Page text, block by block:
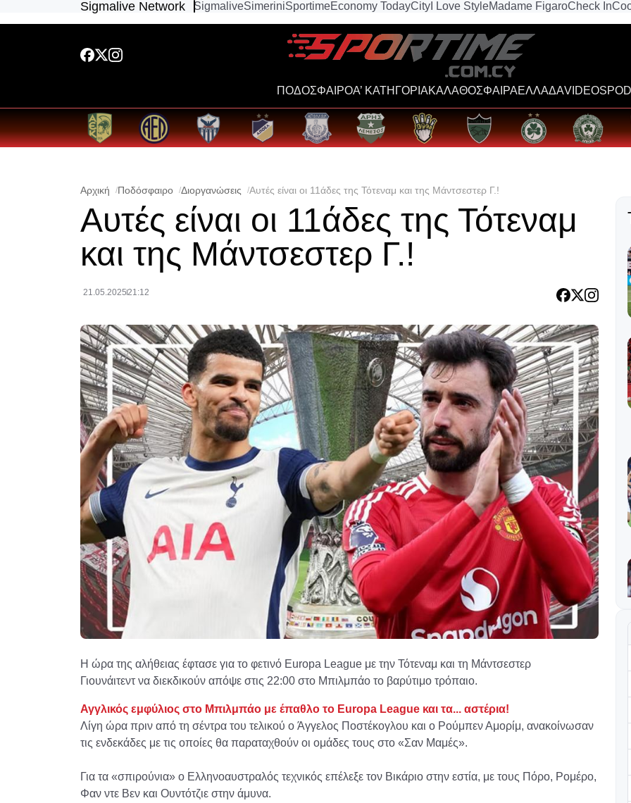
Sigmalive Network SigmaliveSimeriniSportimeEconomy TodayCity I Love StyleMadame FigaroCheck In
ΠΟΔΟΣΦΑΙΡΟΑ’ ΚΑΤΗΓΟΡΙΑΚΑΛΑΘΟΣΦΑΙΡΑΕΛΛΑΔΑVIDEOS
Αρχική Ποδόσφαιρο Διοργανώσεις Αυτές είναι οι 11άδες της Τότεναμ και της Μάντσεστερ Γ.!
Αυτές είναι οι 11άδες της Τότεναμ
και της Μάντσεστερ Γ.!
21.05.202521:12
Η ώρα της αλήθειας έφτασε για το φετινό Europa League με την Τότεναμ και τη Μάντσεστερ
Γιουνάιτεντ να διεκδικούν απόψε στις 22:00 στο Μπιλμπάο το βαρύτιμο τρόπαιο.
Αγγλικός εμφύλιος στο Μπιλμπάο με έπαθλο το Europa League και τα... αστέρια!
Λίγη ώρα πριν από τη σέντρα του τελικού ο Άγγελος Ποστέκογλου και ο Ρούμπεν Αμορίμ, ανακοίνωσαν
τις ενδεκάδες με τις οποίες θα παραταχθούν οι ομάδες τους στο «Σαν Μαμές».
Για τα «σπιρούνια» ο Ελληνοαυστραλός τεχνικός επέλεξε τον Βικάριο στην εστία, με τους Πόρο, Ρομέρο,
Φαν ντε Βεν και Ουντότζιε στην άμυνα.